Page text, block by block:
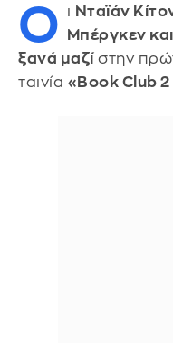
Ο ι Νταϊάν
Μπέργκεν
ξανά μαζίστην
ταινία «Book Club